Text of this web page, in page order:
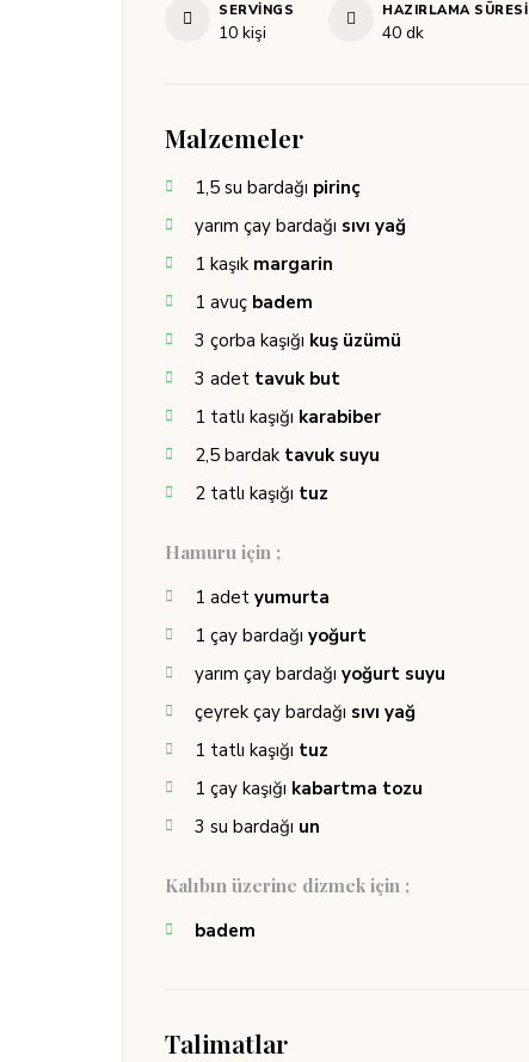
SERVINGS
10 kişi
HAZIRLAMA SÜRESI
40dakika
dk
Malzemeler
1,5 su bardağı pirinç
yarım çay bardağı sıvı yağ
1 kaşık margarin
1 avuç badem
3 çorba kaşığı kuş üzümü
3 adet tavuk but
1 tatlı kaşığı karabiber
2,5 bardak tavuk suyu
2 tatlı kaşığı tuz
Hamuru için ;
1 adet yumurta
1 çay bardağı yoğurt
yarım çay bardağı yoğurt suyu
çeyrek çay bardağı sıvı yağ
1 tatlı kaşığı tuz
1 çay kaşığı kabartma tozu
3 su bardağı un
Kalıbın üzerine dizmek için ;
badem
Talimatlar